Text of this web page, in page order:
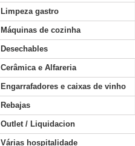
Limpeza gastro
Máquinas de cozinha
Desechables
Cerâmica e Alfareria
Engarrafadores e caixas de vinho
Rebajas
Outlet / Liquidacion
Várias hospitalidade